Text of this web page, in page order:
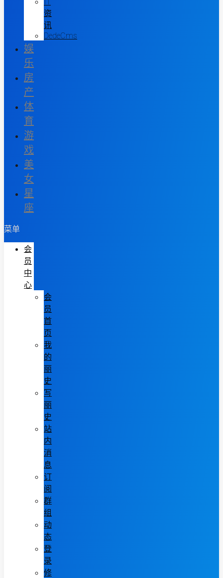
资
讯
DedeCms
娱
乐
房
产
体
育
游
戏
美
女
星
座
菜单
会
员
中
心
会
员
首
页
我
的
丽
史
写
丽
史
站
内
消
息
订
阅
群
组
动
态
登
录
修